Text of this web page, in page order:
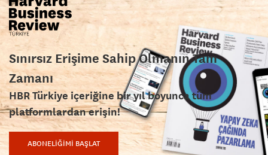
Sınırsız Erişime Sahip Olmanın Tam
Zamanı
HBR Türkiye içeriğine bir yıl boyunca tüm
platformlardan erişin!
ABONELİĞİMİ BAŞLAT